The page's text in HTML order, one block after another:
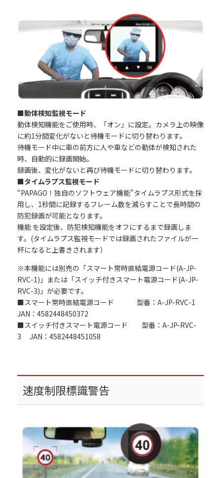
■動体検知監視モード
動体検知機能をご使用時、「オン」に設定。カメラ上の映像
に約1分間変化がないと待機モードに切り替わります。
待機モード中に車の前方に人や車などの動体が検知された
時、自動的に録画開始。
録画後、変化がないと再び待機モードに切り替わります。
■タイムラプス監視モード
“PAPAGO！独自のソフトウェア機能”タイムラプス形式を採
用し、1秒間に記録するフレーム数を減らすことで長時間の
防犯録画が可能となります。
機能 を設定後、防犯検知機能をオフにするまで録画しま
す。(タイムラプス監視モードでは録画されたファイルが一
杯になると上書きされます）
※本機能には別売の「スマート常時直結電源コード(A-JP-
RVC-1)」または「スイッチ付きスマート電源コード(A-JP-
RVC-3)」が必要です。
■スマート常時直結電源コード 型番：A-JP-RVC-1
JAN：4582448450372
■スイッチ付きスマート電源コード 型番：A-JP-RVC-
3 JAN：4582448451058
速度制限標識警告